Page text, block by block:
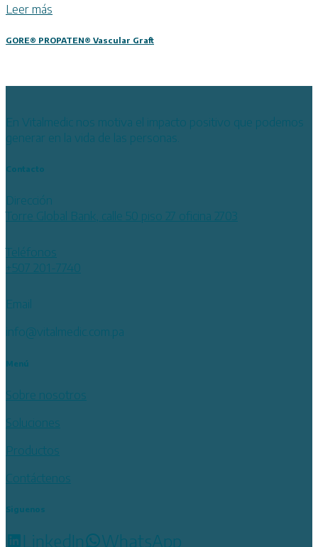
Leer más
GORE® PROPATEN® Vascular Graft
En Vitalmedic nos motiva el impacto positivo que podemos
generar en la vida de las personas.
Contacto
Dirección
Torre Global Bank, calle 50 piso 27 oficina 2703
Teléfonos
+507 201-7740
Email
info@vitalmedic.com.pa
Menú
Sobre nosotros
Soluciones
Productos
Contáctenos
Siguenos
LinkedIn WhatsApp